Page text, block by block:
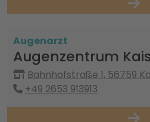
Augenarzt
Augenzentrum
Bahnhofstraße 1, 56759
+49 2653 913913